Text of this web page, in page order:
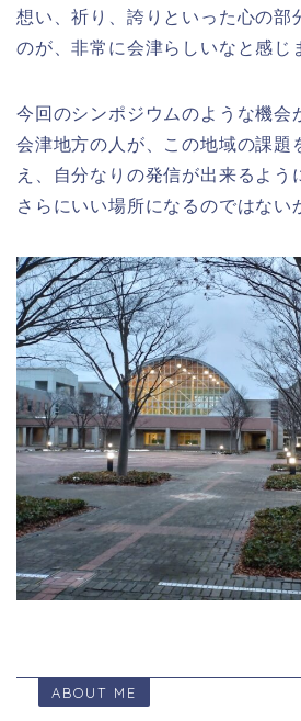
想い、祈り、誇りといった心の部
のが、非常に会津らしいなと感じ
今回のシンポジウムのような機会
会津地方の人が、この地域の課題
え、自分なりの発信が出来るよう
さらにいい場所になるのではない
ABOUT ME